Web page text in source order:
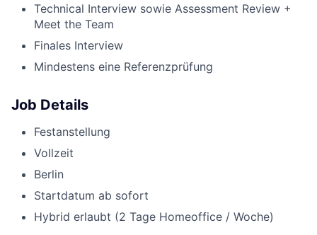
Technical Interview sowie Assessment Review +
Meet the Team
Finales Interview
Mindestens eine Referenzprüfung
Job Details
Festanstellung
Vollzeit
Berlin
Startdatum ab sofort
Hybrid erlaubt (2 Tage Homeoffice / Woche)